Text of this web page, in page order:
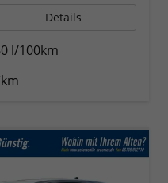
Details
l/100km